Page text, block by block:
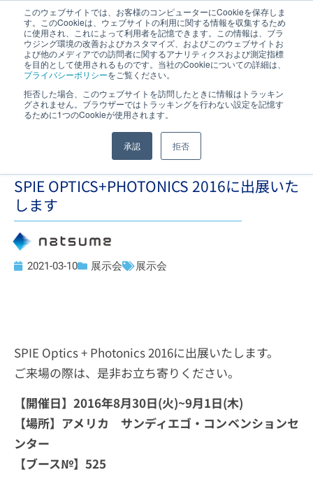
このウェブサイトでは、お客様のコンピューターにCookieを保存しま
す。このCookieは、ウェブサイトの利用に関する情報を収集するため
に使用され、これによって利用者を記憶できます。この情報は、ブラ
ウジング環境の改善およびカスタマイズ、およびこのウェブサイトお
よび他のメディアでの訪問者に関するアナリティクスおよび測定指標
を目的として使用されるものです。当社のCookieについての詳細は、
プライバシーポリシーをご覧ください。
拒否した場合、このウェブサイトを訪問したときに情報はトラッキン
グされません。ブラウザーではトラッキングを行わない設定を記憶す
るために1つのCookieが使用されます。
承認 拒否
JP｜EN
SPIE OPTICS+PHOTONICS 2016に出展いた
します
2021-03-10 展示会 展示会
SPIE Optics + Photonics 2016に出展いたします。
ご来場の際は、是非お立ち寄りください。
【開催日】2016年8月30日(火)~9月1日(木)
【場所】アメリカ サンディエゴ・コンベンションセ
ンター
【ブース№】525